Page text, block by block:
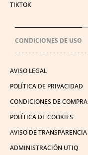
TIKTOK
CONDICIONES DE USO
AVISO LEGAL
POLÍTICA DE PRIVACIDAD
CONDICIONES DE COMPRA
POLÍTICA DE COOKIES
AVISO DE TRANSPARENCIA
ADMINISTRACIÓN UTIQ